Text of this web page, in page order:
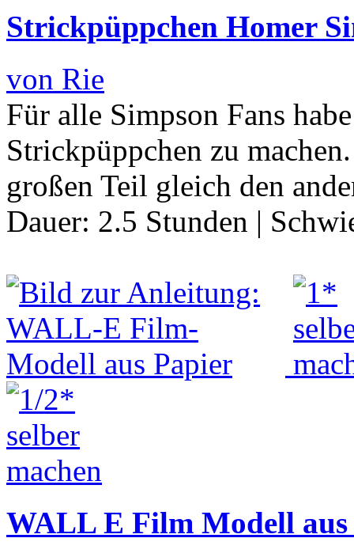
Strickpüppchen Homer
von Rie
Für alle Simpson Fans
Strickpüppchen zu
großen Teil gleich den
Dauer: 2.5 Stunden |
WALL E Film Modell aus